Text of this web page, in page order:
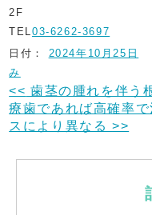
2F
TEL03-6262-3697
日付： 2024年10月25日
み
<< 歯茎の腫れを伴う
療歯であれば高確率で
スにより異なる>>